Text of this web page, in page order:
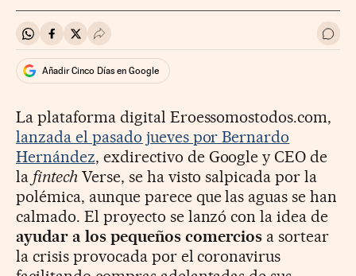
Compartir en Whatsapp
Compartir en Facebook
Compartir en Twitter
Desplegar Redes Sociales Ir a
Añadir Cinco Días en Google
La plataforma digital Eroessomostodos.com,
lanzada el pasado jueves por Bernardo
Hernández, exdirectivo de Google y CEO de
la fintechVerse, se ha visto salpicada por la
polémica, aunque parece que las aguas se han
calmado. El proyecto se lanzó con la idea de
ayudar a los pequeños comercios a sortear
la crisis provocada por el coronavirus